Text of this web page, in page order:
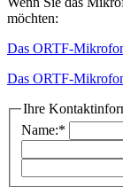
möchten:
Das ORTF-
Das ORTF-
Ihre
Name:*